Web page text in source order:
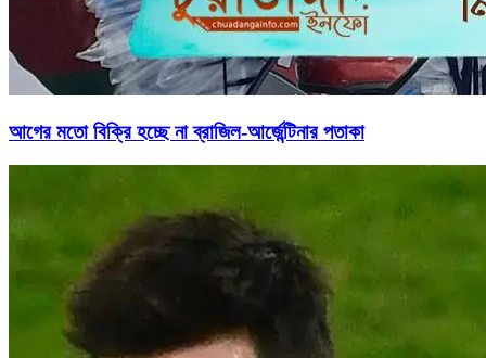
আগের মতো বিক্রি হচ্ছে না ব্রাজিল-আর্জেন্টিনার পতাকা